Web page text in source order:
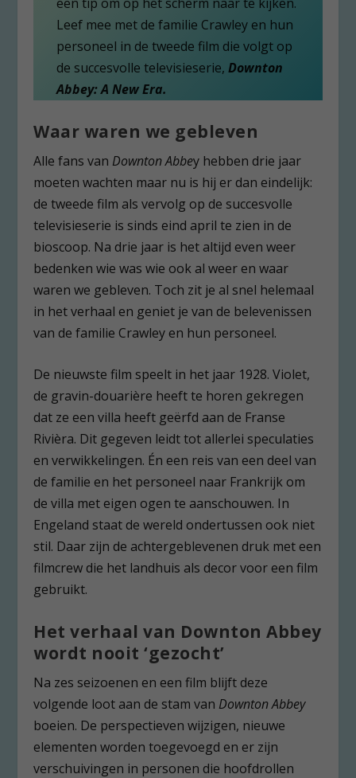
Leef mee met de familie Crawley en hun
personeel in de tweede film die volgt op
de succesvolle televisieserie,Downton
Abbey: A New Era.
Waar waren we gebleven
Alle fans van Downton Abbey hebben drie jaar
moeten wachten maar nu is hij er dan eindelijk:
de tweede film als vervolg op de succesvolle
televisieserie is sinds eind april te zien in de
bioscoop. Na drie jaar is het altijd even weer
bedenken wie was wie ook al weer en waar
waren we gebleven. Toch zit je al snel helemaal
in het verhaal en geniet je van de belevenissen
van de familie Crawley en hun personeel.
De nieuwste film speelt in het jaar 1928. Violet,
de gravin-douarière heeft te horen gekregen
dat ze een villa heeft geërfd aan de Franse
Rivièra. Dit gegeven leidt tot allerlei speculaties
en verwikkelingen. Én een reis van een deel van
de familie en het personeel naar Frankrijk om
de villa met eigen ogen te aanschouwen. In
Engeland staat de wereld ondertussen ook niet
stil. Daar zijn de achtergeblevenen druk met een
filmcrew die het landhuis als decor voor een film
gebruikt.
Het verhaal van Downton Abbey
wordt nooit ‘gezocht’
Na zes seizoenen en een film blijft deze
volgende loot aan de stam van Downton Abbey
boeien. De perspectieven wijzigen, nieuwe
elementen worden toegevoegd en er zijn
verschuivingen in personen die hoofdrollen